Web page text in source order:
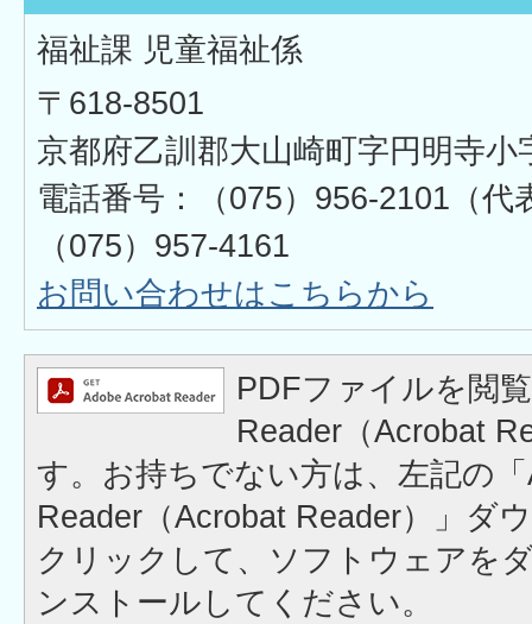
福祉課 児童福祉係
〒618-8501
京都府乙訓郡大山崎町字円明寺小
電話番号：（075）956-2101（
（075）957-4161
お問い合わせはこちらから
PDFファイルを閲
Reader（Acrobat
す。お持ちでない方は、左記の
Reader（Acrobat Reader）」ダ
クリックして、ソフトウェアを
ンストールしてください。